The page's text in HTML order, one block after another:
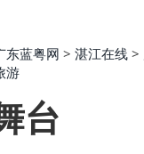
东蓝粤网 > 湛江在线 >
游
台